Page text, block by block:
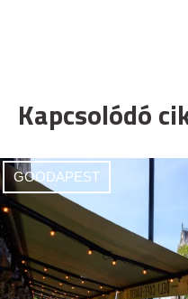
Kapcsolódó
GOODAPEST